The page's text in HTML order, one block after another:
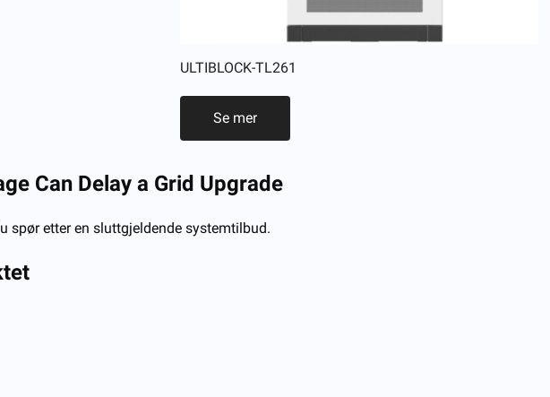
ULTIBLOCK-TL261
Se mer
Can Delay a Grid Upgrade
spør etter en sluttgjeldende systemtilbud.